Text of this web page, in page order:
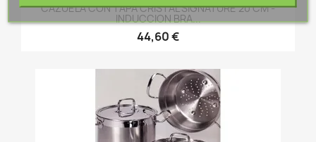
CAZUELA CON TAPA CRISTAL SIGNATURE 20 CM -
INDUCCION BRA...
44,60 €